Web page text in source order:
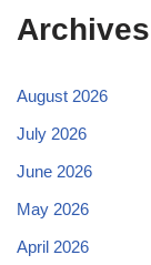
Archives
August 2026
July 2026
June 2026
May 2026
April 2026